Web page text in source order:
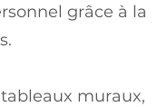
grâce à la
muraux,